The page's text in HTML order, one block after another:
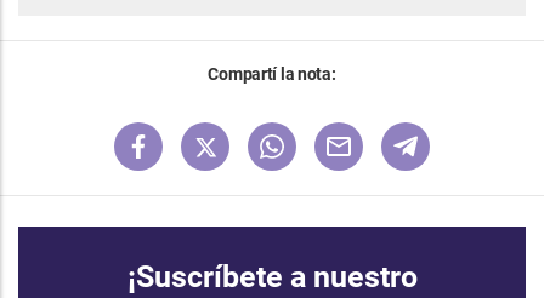
Compartí la nota:
¡Suscríbete a nuestro